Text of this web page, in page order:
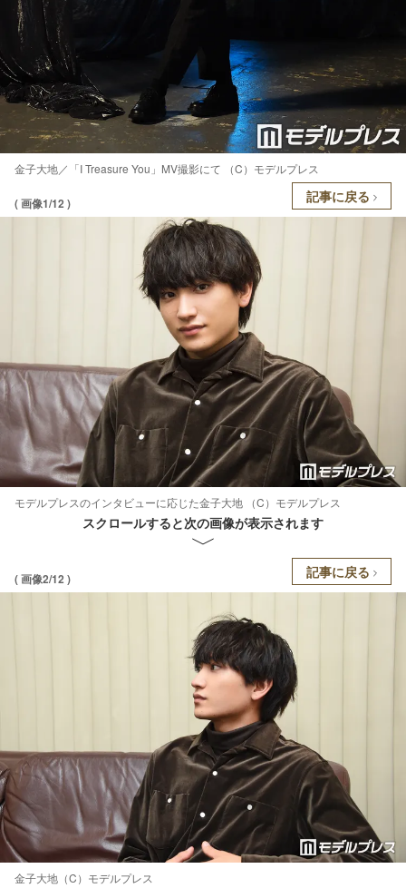
金子大地／「I Treasure You」MV撮影にて （C）モデルプレス
( 画像1/12 ) 記事に戻る
モデルプレスのインタビューに応じた金子大地 （C）モデルプレス
スクロールすると次の画像が表示されます
( 画像2/12 ) 記事に戻る
金子大地（C）モデルプレス